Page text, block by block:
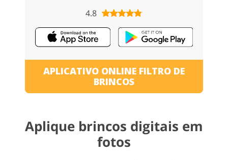
APLICATIVO ONLINE FILTRO DE
BRINCOS
4.8
Aplique brincos digitais em
fotos